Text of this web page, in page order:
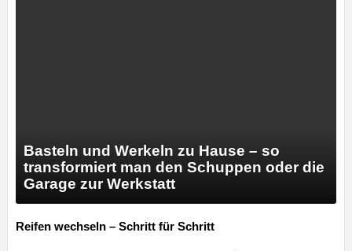
Basteln und Werkeln zu Hause – so
transformiert man den Schuppen oder die
Garage zur Werkstatt
Reifen wechseln – Schritt für Schritt